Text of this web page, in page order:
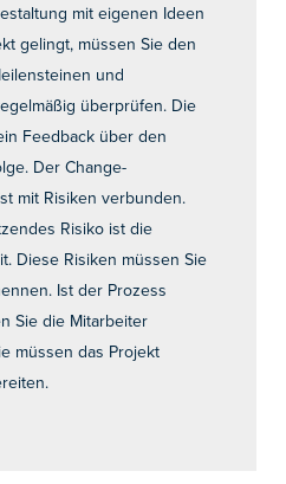
mit eigenen Ideen
gelingt, müssen Sie den
und
überprüfen. Die
Feedback über den
Der Change-
mit Risiken verbunden.
Risiko ist die
Diese Risiken müssen Sie
Ist der Prozess
Sie die Mitarbeiter
müssen das Projekt